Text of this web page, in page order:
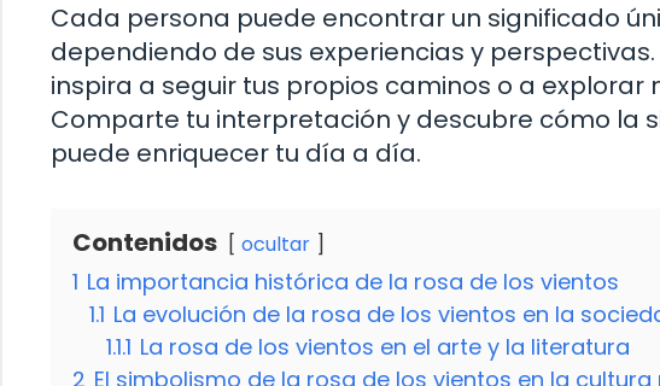
Cada persona puede encontrar un significado
dependiendo de sus experiencias y
inspira a seguir tus propios caminos o a explorar
Comparte tu interpretación y descubre cómo la
puede enriquecer tu día a día.
Contenidos ocultar
1 La importancia histórica de la rosa de los vientos
1.1 La evolución de la rosa de los vientos en la
1.1.1 La rosa de los vientos en el arte y la literatura
2 El simbolismo de la rosa de los vientos en la